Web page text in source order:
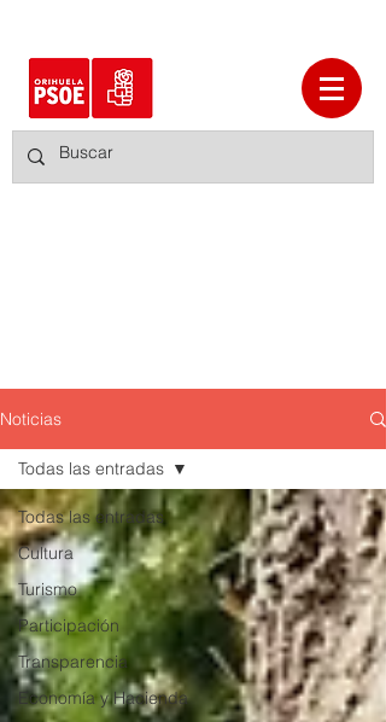
Noticias
Todas las entradas
Cultura
Turismo
Participación
Transparencia
Economía y Hacienda
Todas las entradas